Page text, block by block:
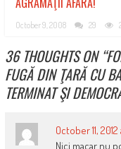
October 9, 2008 29
36 THOUGHTS ON “
FUGĂ DIN ŢARĂ CU
TERMINAT ŞI
October 11,
Nici macar nu